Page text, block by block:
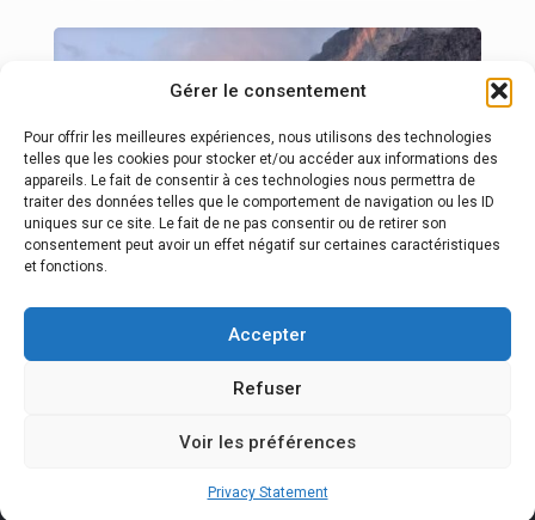
Gérer le consentement
Pour offrir les meilleures expériences, nous utilisons des technologies
telles que les cookies pour stocker et/ou accéder aux informations des
appareils. Le fait de consentir à ces technologies nous permettra de
traiter des données telles que le comportement de navigation ou les ID
uniques sur ce site. Le fait de ne pas consentir ou de retirer son
consentement peut avoir un effet négatif sur certaines caractéristiques
et fonctions.
Accepter
Refuser
Voir les préférences
Privacy Statement
© 2026 GR5 Alpes.Espace Pro-Conditions générales de